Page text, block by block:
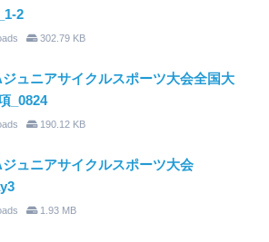
2
302.79 KB
ュニアサイクルスポーツ大会全国大
_0824
190.12 KB
ュニアサイクルスポーツ大会
1.93 MB